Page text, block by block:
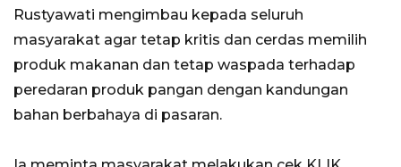
Rustyawati mengimbau kepada seluruh
masyarakat agar tetap kritis dan cerdas memilih
produk makanan dan tetap waspada terhadap
peredaran produk pangan dengan kandungan
bahan berbahaya di pasaran.